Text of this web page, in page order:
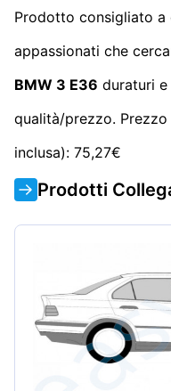
Prodotto consigliato
appassionati che
BMW 3 E36 duraturi
qualità/prezzo.
inclusa): 75,27€
Prodotti